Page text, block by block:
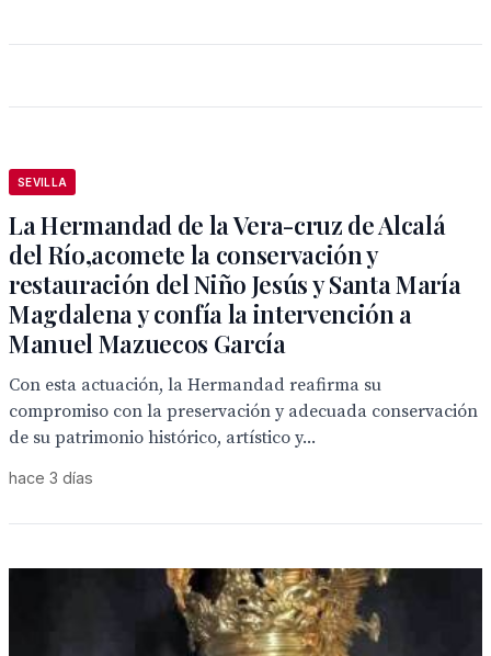
SEVILLA
La Hermandad de la Vera-cruz de Alcalá
del Río,acomete la conservación y
restauración del Niño Jesús y Santa María
Magdalena y confía la intervención a
Manuel Mazuecos García
Con esta actuación, la Hermandad reafirma su
compromiso con la preservación y adecuada conservación
de su patrimonio histórico, artístico y...
hace 3 días